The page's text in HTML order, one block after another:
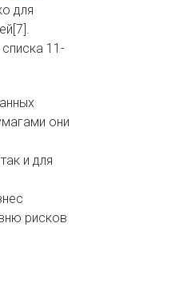
для
11-
они
и для
рисков